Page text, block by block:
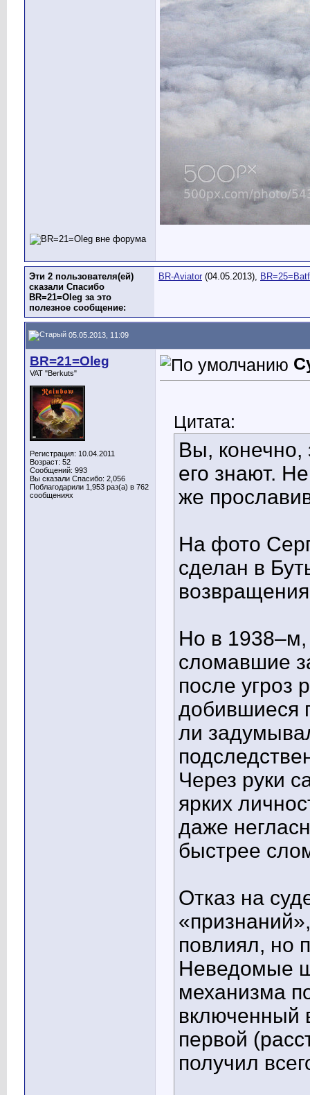
Эти 2 пользователя(ей)
сказали Спасибо
BR=21=Oleg за это
полезное сообщение:
BR-Aviator (04.05.2013),
05.05.2013, 11:09
BR=21=Oleg
VAT "Berkuts"
Регистрация: 10.04.2011
Возраст: 52
Сообщений: 993
Вы сказали Спасибо: 2,056
Поблагодарили 1,953 раз(а) в 762
сообщениях
Цитата:
Вы, конечно,
его знают.
же
На фото
сделан в
Но в 1938–м,
сломавшие
после угроз
добившиеся
ли
Через руки
ярких
даже
быстрее
Отказ на
повлиял, но
Неведомые
механизма
включенный
первой
получил